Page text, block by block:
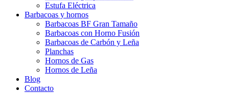
Estufa Eléctrica
Barbacoas y hornos
Barbacoas BF Gran Tamaño
Barbacoas con Horno Fusión
Barbacoas de Carbón y Leña
Planchas
Hornos de Gas
Hornos de Leña
Blog
Contacto